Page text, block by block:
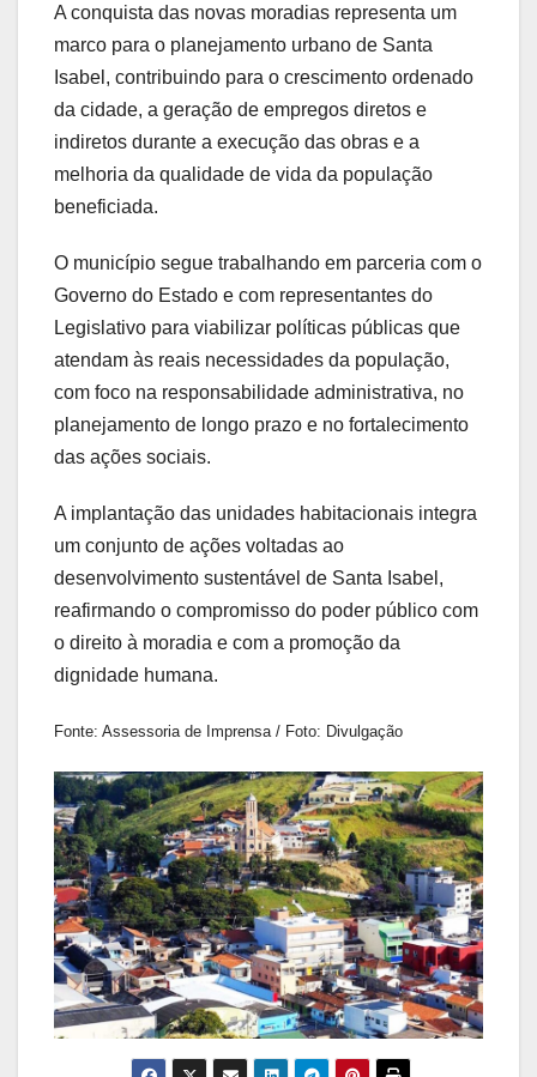
A conquista das novas moradias representa um
marco para o planejamento urbano de Santa
Isabel, contribuindo para o crescimento ordenado
da cidade, a geração de empregos diretos e
indiretos durante a execução das obras e a
melhoria da qualidade de vida da população
beneficiada.
O município segue trabalhando em parceria com o
Governo do Estado e com representantes do
Legislativo para viabilizar políticas públicas que
atendam às reais necessidades da população,
com foco na responsabilidade administrativa, no
planejamento de longo prazo e no fortalecimento
das ações sociais.
A implantação das unidades habitacionais integra
um conjunto de ações voltadas ao
desenvolvimento sustentável de Santa Isabel,
reafirmando o compromisso do poder público com
o direito à moradia e com a promoção da
dignidade humana.
Fonte: Assessoria de Imprensa / Foto: Divulgação